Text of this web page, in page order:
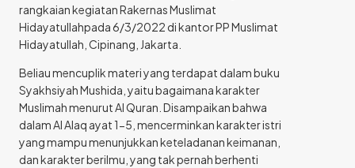
rangkaian kegiatan Rakernas Muslimat
Hidayatullahpada 6/3/2022 di kantor PP Muslimat
Hidayatullah, Cipinang, Jakarta.
Beliau mencuplik materi yang terdapat dalam buku
Syakhsiyah Mushida, yaitu bagaimana karakter
Muslimah menurut Al Quran. Disampaikan bahwa
dalam Al Alaq ayat 1-5, mencerminkan karakter istri
yang mampu menunjukkan keteladanan keimanan,
dan karakter berilmu, yang tak pernah berhenti